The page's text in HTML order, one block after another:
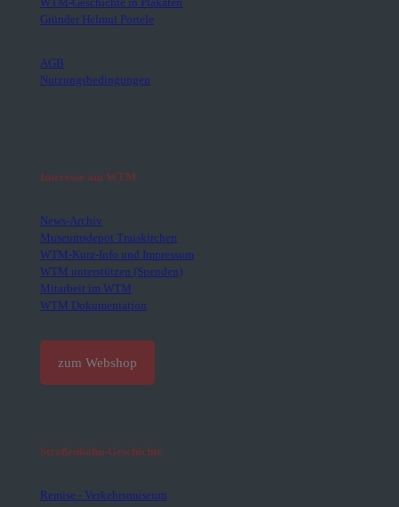
Gründer Helmut Portele
AGB
Nutzungsbedingungen
Interesse am WTM
News-Archiv
Museumsdepot Traiskirchen
WTM-Kurz-Info und Impressum
WTM unterstützen (Spenden)
Mitarbeit im WTM
WTM Dokumentation
zum Webshop
Straßenbahn-Geschichte
Remise - Verkehrsmuseum